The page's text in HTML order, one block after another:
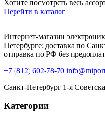
Хотите посмотреть весь
Перейти в каталог
Интернет-магазин
Петербурге: доставка по
отправка по РФ без
+7 (812) 602-78-70
Санкт-Петербург 1-я
Категории